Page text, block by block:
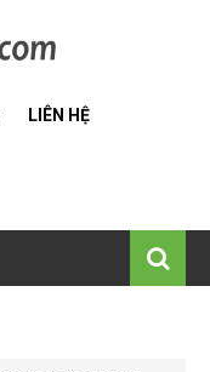
LIÊN HỆ